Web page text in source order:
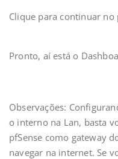
Clique para continuar no
Pronto, aí está o
Observações:
o interno na Lan, basta
pfSense como gateway
navegar na internet. Se